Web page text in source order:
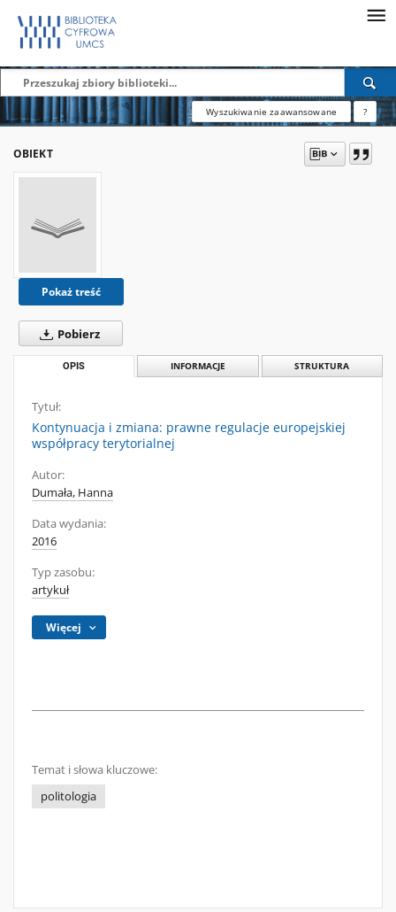
Wyszukiwanie zaawansowane ?
OBIEKT
Pokaż treść
Pobierz
OPIS INFORMACJE STRUKTURA
Tytuł:
Kontynuacja i zmiana: prawne regulacje europejskiej
współpracy terytorialnej
Autor:
Dumała, Hanna
Data wydania:
2016
Typ zasobu:
artykuł
Więcej
Temat i słowa kluczowe:
politologia